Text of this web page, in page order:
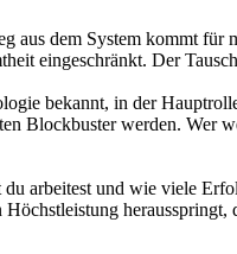
dem System kommt
eingeschränkt. Der
bekannt, in der
Blockbuster werden.
arbeitest und wie viele
Höchstleistung